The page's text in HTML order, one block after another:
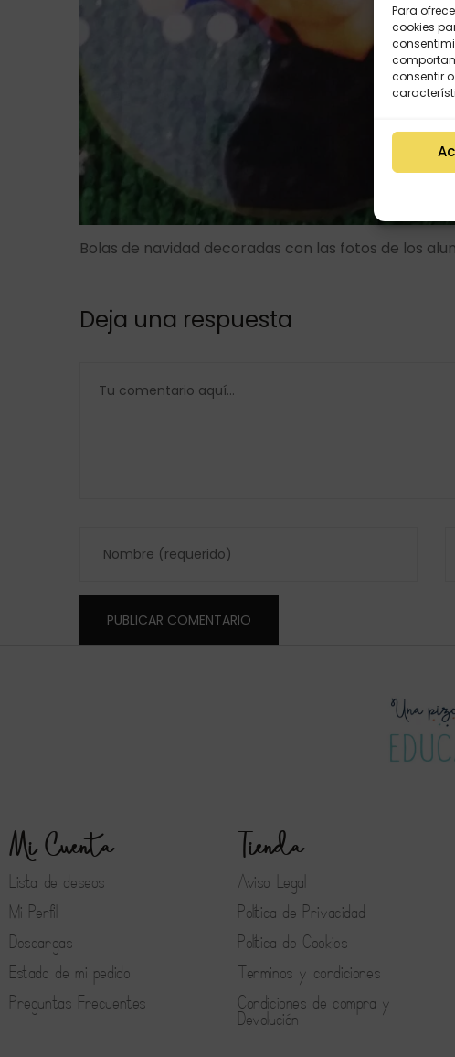
Para
cookies
consentir
Bolas de navidad decoradas con las fotos de los
Deja una respuesta
Mi Cuenta
Lista de deseos
Mi Perfil
Descargas
Estado de mi pedido
Preguntas Frecuentes
Tienda
Aviso Legal
Política de Privacidad
Política de Cookies
Terminos y condiciones
Condiciones de compra y
Devolución